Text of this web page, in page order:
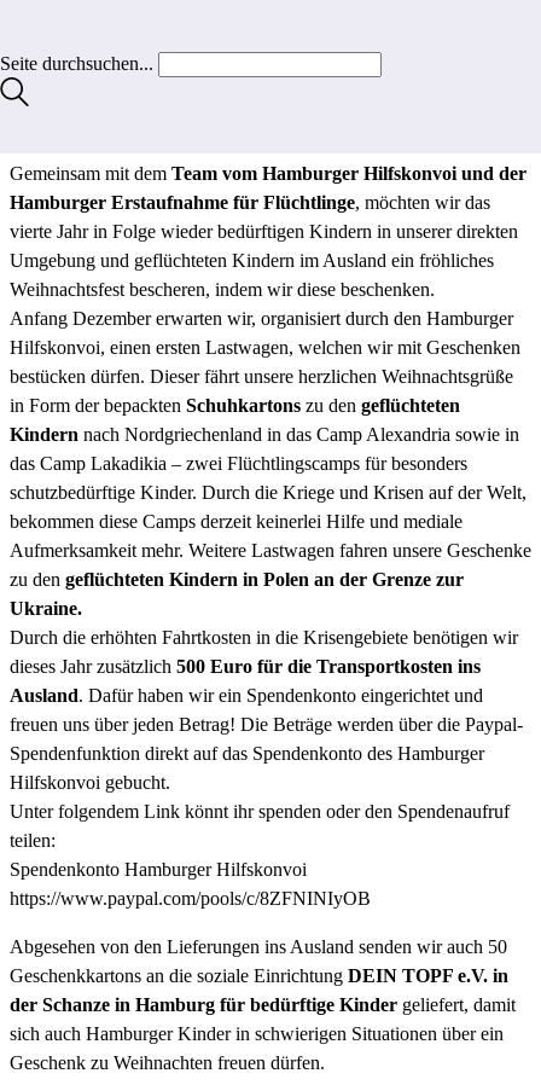
Seite durchsuchen...
Gemeinsam mit dem Team vom Hamburger Hilfskonvoi und der
Hamburger Erstaufnahme für Flüchtlinge, möchten wir das
vierte Jahr in Folge wieder bedürftigen Kindern in unserer direkten
Umgebung und geflüchteten Kindern im Ausland ein fröhliches
Weihnachtsfest bescheren, indem wir diese beschenken.
Anfang Dezember erwarten wir, organisiert durch den Hamburger
Hilfskonvoi, einen ersten Lastwagen, welchen wir mit Geschenken
bestücken dürfen. Dieser fährt unsere herzlichen Weihnachtsgrüße
in Form der bepackten Schuhkartons zu den geflüchteten
Kindern nach Nordgriechenland in das Camp Alexandria sowie in
das Camp Lakadikia – zwei Flüchtlingscamps für besonders
schutzbedürftige Kinder. Durch die Kriege und Krisen auf der Welt,
bekommen diese Camps derzeit keinerlei Hilfe und mediale
Aufmerksamkeit mehr. Weitere Lastwagen fahren unsere Geschenke
zu den geflüchteten Kindern in Polen an der Grenze zur
Ukraine.
Durch die erhöhten Fahrtkosten in die Krisengebiete benötigen wir
dieses Jahr zusätzlich 500 Euro für die Transportkosten ins
Ausland. Dafür haben wir ein Spendenkonto eingerichtet und
freuen uns über jeden Betrag! Die Beträge werden über die Paypal-
Spendenfunktion direkt auf das Spendenkonto des Hamburger
Hilfskonvoi gebucht.
Unter folgendem Link könnt ihr spenden oder den Spendenaufruf
teilen:
Spendenkonto Hamburger Hilfskonvoi
https://www.paypal.com/pools/c/8ZFNINIyOB
Abgesehen von den Lieferungen ins Ausland senden wir auch 50
Geschenkkartons an die soziale Einrichtung DEIN TOPF e.V. in
der Schanze in Hamburg für bedürftige Kinder geliefert, damit
sich auch Hamburger Kinder in schwierigen Situationen über ein
Geschenk zu Weihnachten freuen dürfen.